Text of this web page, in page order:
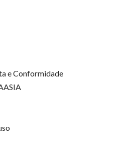
e Conformidade